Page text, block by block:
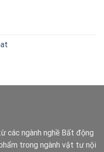
các ngành nghề Bất động
trong ngành vật tư nội